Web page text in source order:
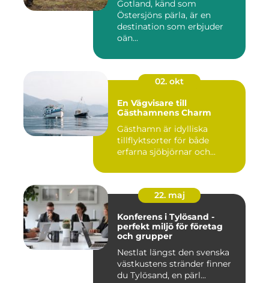
Gotland, känd som
Östersjöns pärla, är en
destination som erbjuder
oän...
02. okt
En Vägvisare till
Gästhamnens Charm
Gästhamn är idylliska
tillflyktsorter för både
erfarna sjöbjörnar och...
22. maj
Konferens i Tylösand -
perfekt miljö för företag
och grupper
Nestlat längst den svenska
västkustens stränder finner
du Tylösand, en pärl...